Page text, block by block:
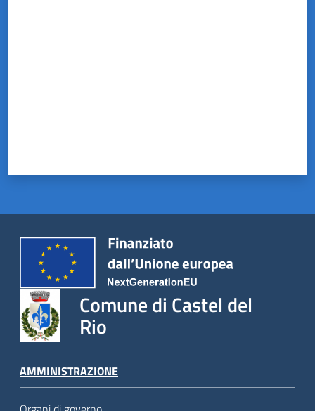
gli
Comune di Castel del
Rio
AMMINISTRAZIONE